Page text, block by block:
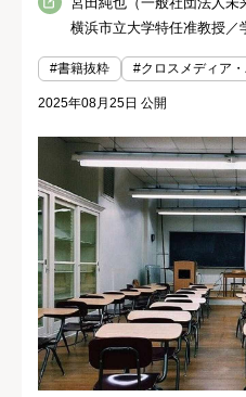
横浜市立大学特任准教授／
#書籍抜粋 #クロスメディア
2025年08月25日 公開